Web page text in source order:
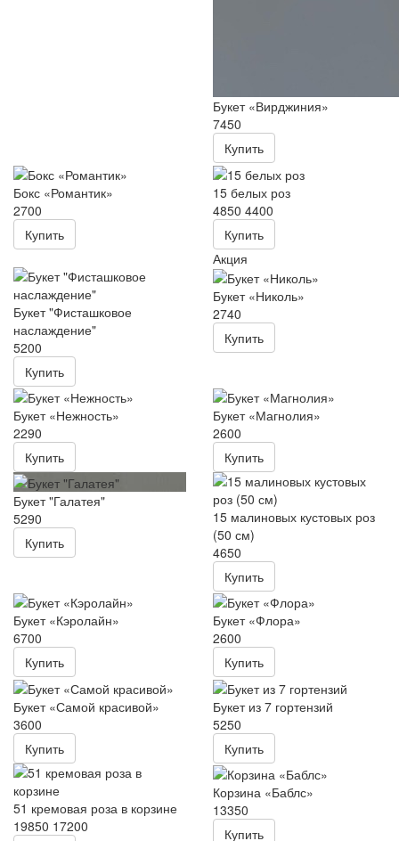
Букет «Вирджиния»
7450
Купить
Бокс «Романтик»
2700
Купить
15 белых роз
4850 4400
Купить
Акция
Букет "Фисташковое
наслаждение"
5200
Купить
Букет «Николь»
2740
Купить
Букет «Нежность»
2290
Купить
Букет «Магнолия»
2600
Купить
Букет "Галатея"
5290
Купить
15 малиновых кустовых роз
(50 см)
4650
Купить
Букет «Кэролайн»
6700
Купить
Букет «Флора»
2600
Купить
Букет «Самой красивой»
3600
Купить
Букет из 7 гортензий
5250
Купить
51 кремовая роза в корзине
19850 17200
Корзина «Баблс»
13350
Купить